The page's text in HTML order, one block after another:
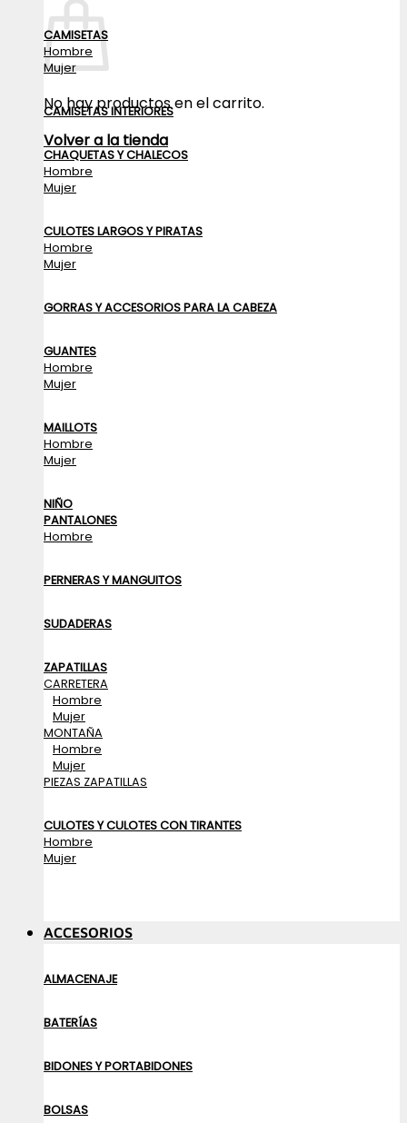
No hay productos en el carrito.
Volver a la tienda
CAMISETAS
Hombre
Mujer
CAMISETAS INTERIORES
CHAQUETAS Y CHALECOS
Hombre
Mujer
CULOTES LARGOS Y PIRATAS
Hombre
Mujer
GORRAS Y ACCESORIOS PARA LA CABEZA
GUANTES
Hombre
Mujer
MAILLOTS
Hombre
Mujer
NIÑO
PANTALONES
Hombre
PERNERAS Y MANGUITOS
SUDADERAS
ZAPATILLAS
CARRETERA
Hombre
Mujer
MONTAÑA
Hombre
Mujer
PIEZAS ZAPATILLAS
CULOTES Y CULOTES CON TIRANTES
Hombre
Mujer
ACCESORIOS
ALMACENAJE
BATERÍAS
BIDONES Y PORTABIDONES
BOLSAS